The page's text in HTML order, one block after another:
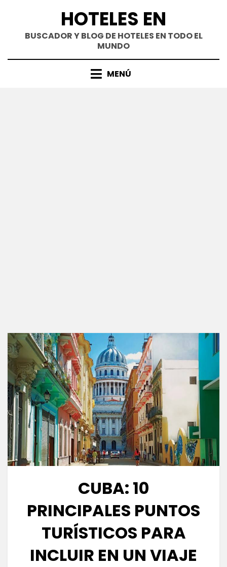
contenido
HOTELES EN
BUSCADOR Y BLOG DE HOTELES EN TODO EL
MUNDO
MENÚ
CUBA: 10
PRINCIPALES PUNTOS
TURÍSTICOS PARA
INCLUIR EN UN VIAJE